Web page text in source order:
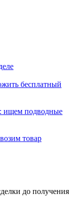
бесплатный
ищем подводные
товар
до получения